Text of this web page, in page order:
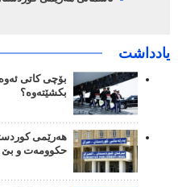
یادداشت
بۆچی کاتی ئەوە
بکشێتەوە؟
حکوومەت و بێ